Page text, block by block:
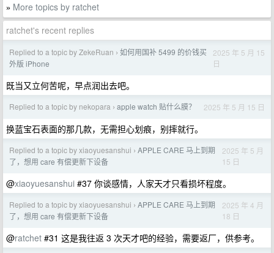
» More topics by ratchet
ratchet's recent replies
Replied to a topic by ZekeRuan › 如何用国补 5499 的价钱买
外版 iPhone
2025 年 5 月 15
日
既当又立何苦呢，早点润出去吧。
Replied to a topic by nekopara › apple watch 贴什么膜？ 2025 年 5 月 15 日
换蓝宝石表面的那几款，无需担心划痕，别摔就行。
Replied to a topic by xiaoyuesanshui › APPLE CARE 马上到期
了，想用 care 有偿更新下设备
2025 年 5 月
15 日
@xiaoyuesanshui #37 你谈感情，人家天才只看损坏程度。
Replied to a topic by xiaoyuesanshui › APPLE CARE 马上到期
了，想用 care 有偿更新下设备
2025 年 4 月
18 日
@ratchet #31 这是我往返 3 次天才吧的经验，需要返厂，供参考。